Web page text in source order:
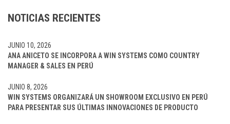
NOTICIAS RECIENTES
ANA ANICETO SE INCORPORA A WIN SYSTEMS COMO COUNTRY
MANAGER & SALES EN PERÚ
JUNIO 10, 2026
WIN SYSTEMS ORGANIZARÁ UN SHOWROOM EXCLUSIVO EN PERÚ
PARA PRESENTAR SUS ÚLTIMAS INNOVACIONES DE PRODUCTO
JUNIO 8, 2026